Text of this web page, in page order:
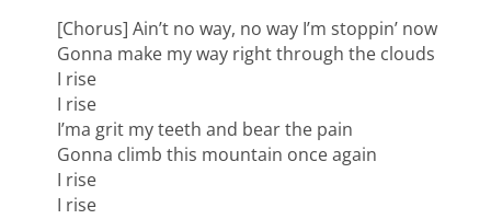
[Chorus] Ain’t no way, no way I’m stoppin’ now
Gonna make my way right through the clouds
I rise
I rise
I’ma grit my teeth and bear the pain
Gonna climb this mountain once again
I rise
I rise